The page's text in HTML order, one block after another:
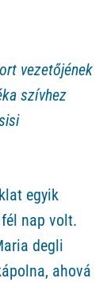
vezetőjének
szívhez
egyik
nap volt.
degli
ahová